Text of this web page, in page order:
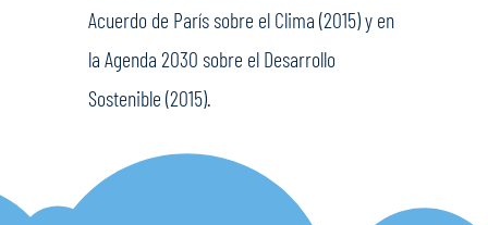
Acuerdo de París sobre el Clima (2015) y en
la Agenda 2030 sobre el Desarrollo
Sostenible (2015).